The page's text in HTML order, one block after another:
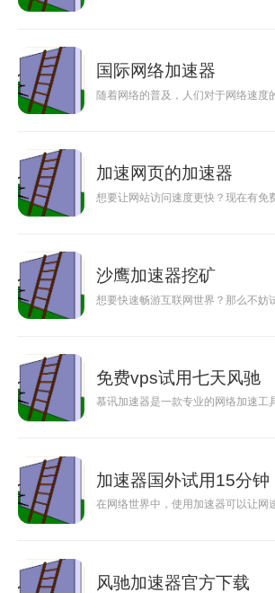
国际网络加速器
随着网络的普及，人们对于网络速度
加速网页的加速器
想要让网站访问速度更快？现在有免
沙鹰加速器挖矿
想要快速畅游互联网世界？那么不妨
免费vps试用七天风驰
慕讯加速器是一款专业的网络加速工
加速器国外试用15分钟
在网络世界中，使用加速器可以让网
风驰加速器官方下载